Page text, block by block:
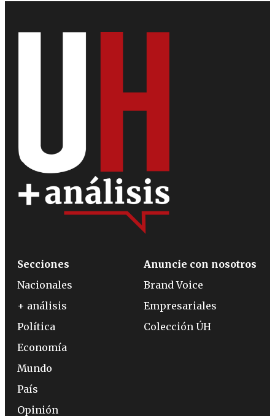
Secciones
Nacionales
+ análisis
Política
Economía
Mundo
País
Opinión
Anuncie con nosotros
Brand Voice
Empresariales
Colección ÚH